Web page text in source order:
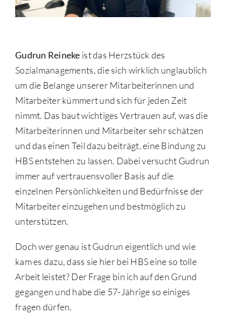
Gudrun Reineke ist das Herzstück des
Sozialmanagements, die sich wirklich unglaublich
um die Belange unserer Mitarbeiterinnen und
Mitarbeiter kümmert und sich für jeden Zeit
nimmt. Das baut wichtiges Vertrauen auf, was die
Mitarbeiterinnen und Mitarbeiter sehr schätzen
und das einen Teil dazu beiträgt, eine Bindung zu
HBS entstehen zu lassen. Dabei versucht Gudrun
immer auf vertrauensvoller Basis auf die
einzelnen Persönlichkeiten und Bedürfnisse der
Mitarbeiter einzugehen und bestmöglich zu
unterstützen.
Doch wer genau ist Gudrun eigentlich und wie
kam es dazu, dass sie hier bei HBS eine so tolle
Arbeit leistet? Der Frage bin ich auf den Grund
gegangen und habe die 57-Jährige so einiges
fragen dürfen.